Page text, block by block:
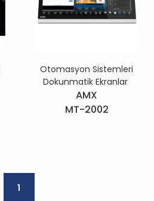
Otomasyon Sistemleri
Dokunmatik Ekranlar
AMX
MT-2002
1